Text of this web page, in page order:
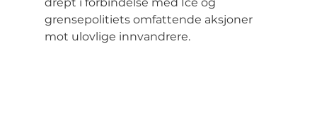
grensepolitiets omfattende aksjoner
mot ulovlige innvandrere.